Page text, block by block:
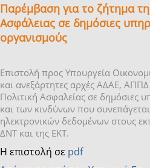
Παρέμβαση για το ζήτημα
Ασφάλειας σε δημόσιες
οργανισμούς
Επιστολή προς Υπουργεία
και ανεξάρτητες αρχές ΑΔΑΕ, ΑΠΠΔ
Πολιτική Ασφαλείας σε δημόσιες
και των κινδύνων που
ηλεκτρονικών δεδομένων στους
ΔΝΤ και της ΕΚΤ.
Η επιστολή σε pdf